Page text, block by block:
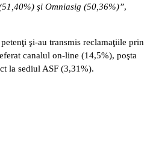
şi Omniasig (50,36%)”,
şi-au transmis reclamaţiile prin
canalul on-line (14,5%), poşta
la sediul ASF (3,31%).